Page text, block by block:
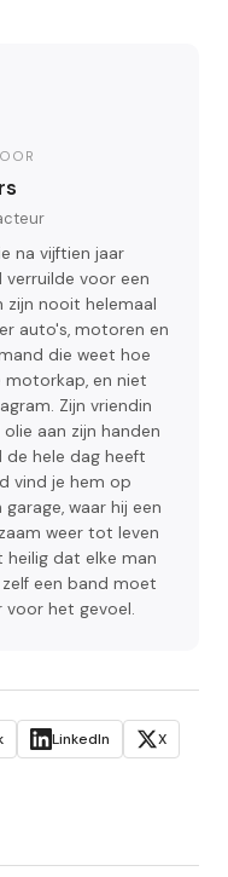
na vijftien jaar
verruilde voor een
zijn nooit helemaal
auto's, motoren en
die weet hoe
motorkap, en niet
Zijn vriendin
aan zijn handen
de hele dag heeft
vind je hem op
waar hij een
weer tot leven
dat elke man
een band moet
voor het gevoel.
LinkedIn
X